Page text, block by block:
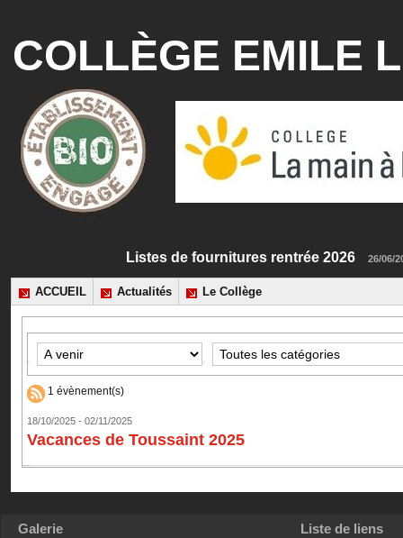
COLLÈGE EMILE
Listes de fournitures rentrée 2026
ACCUEIL Actualités Le Collège
1 évènement(s)
18/10/2025 - 02/11/2025
Vacances de Toussaint 2025
Galerie Liste de liens